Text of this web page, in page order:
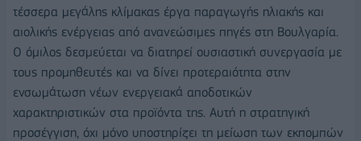
τέσσερα μεγάλης κλίμακας έργα παραγωγής ηλιακής και
αιολικής ενέργειας από ανανεώσιμες πηγές στη Βουλγαρία.
Ο όμιλος δεσμεύεται να διατηρεί ουσιαστική συνεργασία με
τους προμηθευτές και να δίνει προτεραιότητα στην
ενσωμάτωση νέων ενεργειακά αποδοτικών
χαρακτηριστικών στα προϊόντα της. Αυτή η στρατηγική
προσέγγιση, όχι μόνο υποστηρίζει τη μείωση των εκπομπών